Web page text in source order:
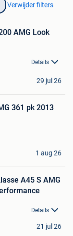
Verwijder filters
AMG Look
Details
29 jul 26
361 pk 2013
1 aug 26
A45 S AMG
Details
21 jul 26